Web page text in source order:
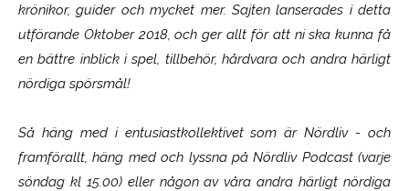
krönikor, guider och mycket mer. Sajten lanserades i detta
utförande Oktober 2018, och ger allt för att ni ska kunna få
en bättre inblick i spel, tillbehör, hårdvara och andra härligt
nördiga spörsmål!
Så häng med i entusiastkollektivet som ärNördliv- och
framförallt, häng med och lyssna på Nördliv Podcast (varje
söndag kl 15.00) eller någon av våra andra härligt nördiga